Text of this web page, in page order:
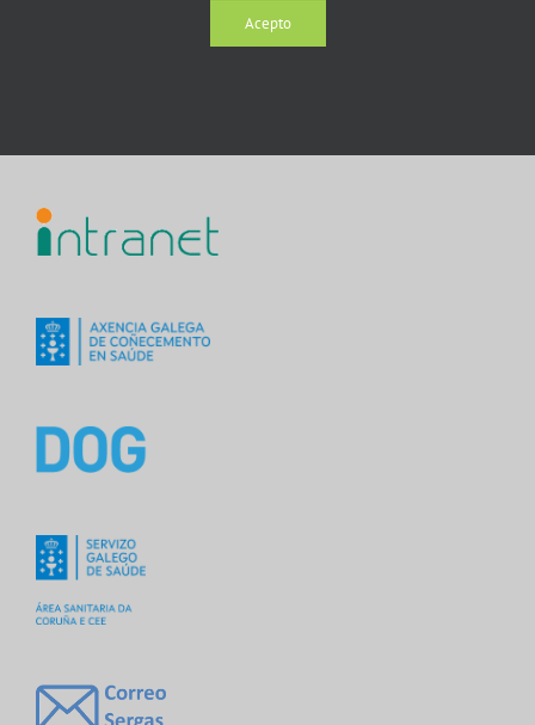
Acepto